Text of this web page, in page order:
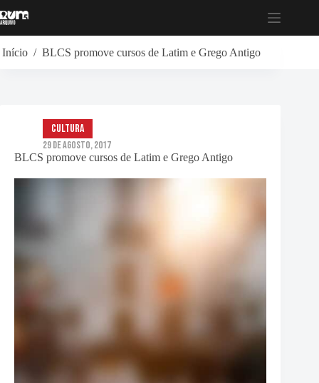
para
Início / BLCS promove cursos de Latim e Grego Antigo
BLCS promove cursos de Latim e Grego Antigo
Cultura
29 de Agosto, 2017